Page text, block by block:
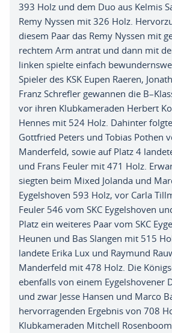
393 Holz und dem Duo aus Kelmis
Remy Nyssen mit 326 Holz. H
diesem Paar das Remy Nyssen mit
rechtem Arm antrat und dann mit
linken spielte einfach
Spieler des KSK Eupen Raeren,
Franz Schrefler gewannen die B–
vor ihren Klubkameraden Herbert
Hennes mit 524 Holz. Dahinter
Gottfried Peters und Tobias Pothen
Manderfeld, sowie auf Platz 4
und Frans Feuler mit 471 Holz.
siegten beim Mixed Jolanda und
Eygelshoven 593 Holz, vor Carla
Feuler 546 vom SKC Eygelshoven
Platz ein weiteres Paar vom SKC
Heunen und Bas Slangen mit 515
landete Erika Lux und Raymund
Manderfeld mit 478 Holz. Die
ebenfalls von einem Eygelshovener
und zwar Jesse Hansen und Marco
hervorragenden Ergebnis von 708
Klubkameraden Mitchell Rosenboom